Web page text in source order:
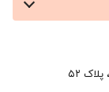
۵۲